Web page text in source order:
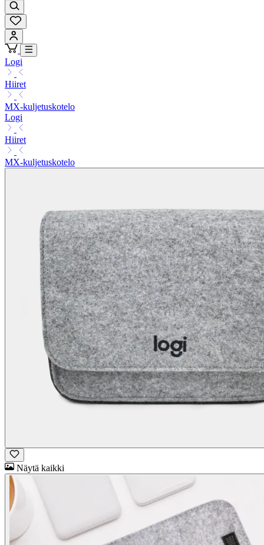
Logi
Hiiret
MX-kuljetuskotelo
Logi
Hiiret
MX-kuljetuskotelo
Näytä kaikki